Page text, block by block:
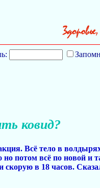
ковид?
Всё тело в
потом всё по новой и
скорую в 18 часов.